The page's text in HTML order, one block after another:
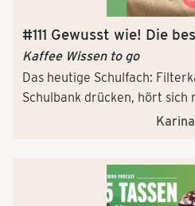
#111 Gewusst wie! Die
perfekten Filterkaffee
Kaffee Wissen to go
Das heutige Schulfach:
Schulbank drücken, hört sich
an, aber keine Sorge, hier